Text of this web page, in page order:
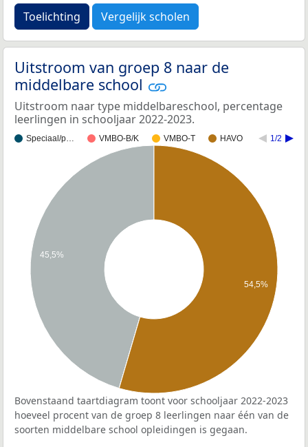
Toelichting Vergelijk scholen
Uitstroom van groep 8 naar de
middelbare school
Uitstroom naar type middelbareschool, percentage
leerlingen in schooljaar 2022-2023.
Speciaal/p… VMBO-B/K VMBO-T HAVO 1/2
45,5%
54,5%
Bovenstaand taartdiagram toont voor schooljaar 2022-2023
hoeveel procent van de groep 8 leerlingen naar één van de
soorten middelbare school opleidingen is gegaan.